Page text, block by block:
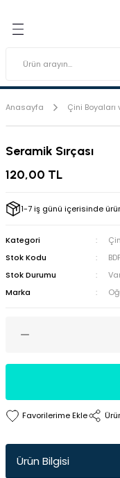
Porselen Boyaları (Toz
Kabartma Boyaları
Tabaklar
Anasayfa Çini Boyaları
Seramik Sırçası
120,00 TL
1-7 iş günü içerisinde
Kategori
Stok Kodu
Stok Durumu
Marka
Ürün Bilgisi